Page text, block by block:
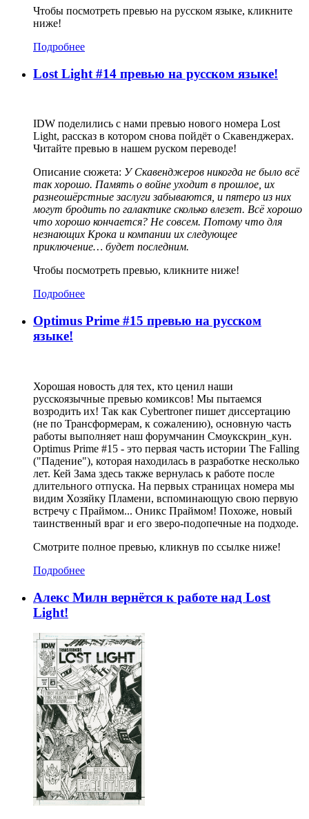
Чтобы посмотреть превью на русском языке, кликните
ниже!
Подробнее
Lost Light #14 превью на русском языке!
IDW поделились с нами превью нового номера Lost
Light, рассказ в котором снова пойдёт о Скавенджерах.
Читайте превью в нашем руском переводе!
Описание сюжета: У Скавенджеров никогда не было всё
так хорошо. Память о войне уходит в прошлое, их
разнеошёрстные заслуги забываются, и пятеро из них
могут бродить по галактике сколько влезет. Всё хорошо
что хорошо кончается? Не совсем. Потому что для
незнающих Крока и компании их следующее
приключение… будет последним.
Чтобы посмотреть превью, кликните ниже!
Подробнее
Optimus Prime #15 превью на русском
языке!
Хорошая новость для тех, кто ценил наши
русскоязычные превью комиксов! Мы пытаемся
возродить их! Так как Cybertroner пишет диссертацию
(не по Трансформерам, к сожалению), основную часть
работы выполняет наш форумчанин Смоукскрин_кун.
Optimus Prime #15 - это первая часть истории The Falling
("Падение"), которая находилась в разработке несколько
лет. Кей Зама здесь также вернулась к работе после
длительного отпуска. На первых страницах номера мы
видим Хозяйку Пламени, вспоминающую свою первую
встречу с Праймом... Оникс Праймом! Похоже, новый
таинственный враг и его зверо-подопечные на подходе.
Смотрите полное превью, кликнув по ссылке ниже!
Подробнее
Алекс Милн вернётся к работе над Lost
Light!